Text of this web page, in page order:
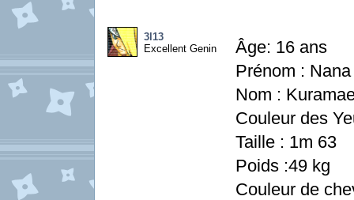
3l13
Excellent Genin
Âge: 16 ans
Prénom :
Nom :
Couleur des
Taille : 1m 63
Poids :49 kg
Couleur de